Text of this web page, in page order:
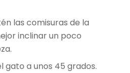
las comisuras de la
inclinar un poco
gato a unos 45 grados.